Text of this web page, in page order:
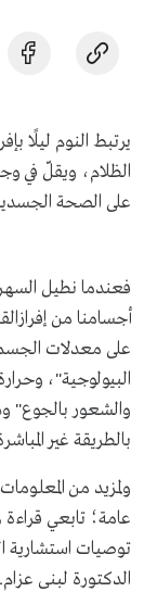
يرتبط النوم ليلًا
الظلام، ويقلّ في
على الصحة
فعندما نطيل
أجسامنا من
على معدلات
البيولوجية"،
والشعور بالجوع"
بالطريقة غير
ولمزيد من
عامة؛ تابعي
توصيات استشارية
الدكتورة لبنى عزام.